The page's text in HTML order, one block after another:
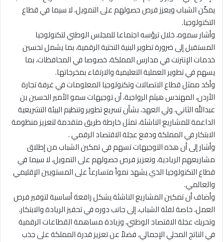
يمكّن الشباب ويعزز فرص حصولهم على التمويل، لا سيما في قطاع
التكنولوجيا.
وأشار سموه، خلال ترؤسه اجتماعا للمجلس الوطني لتكنولوجيا
المستقبل إلى ضرورة تطوير البنية التحتية الرقمية، بما يشمل تحسين
خدمات الإنترنت في مدارس المملكة، خصوصا في المحافظات، بما
يسهم في تطوير العملية التعليمية والارتقاء بمخرجاتها.
وأكد ممثل قطاع الاتصالات وتكنولوجيا المعلومات في غرفة تجارة
الأردن، المهندس هيثم الرواجبة، أن توجيهات سمو الأمير الحسين بن
عبدالله الثاني، ولي العهد، بشأن تسريع تطوير وتنظيم البيئة التشريعية
الداعمة للمشاريع الناشئة، تمثل خارطة طريق متقدمة لتعزيز منظومة
الابتكار في المملكة ودفع عجلة الاقتصاد الرقمي .
وأشار إلى أن هذه التوجيهات تسهم في تمكين الشباب من إطلاق
مشاريعهم الريادية، وتعزيز فرص حصولهم على التمويل، لا سيما في
قطاع التكنولوجيا الذي يشهد نمواً متسارعاً على المستويين الإقليمي
والعالمي.
وأضاف أن تمكين المشاريع الناشئة يشكل رافعة أساسية لتوفير فرص
العمل، خاصة لفئة الشباب، إلى جانب دوره في تحفيز الريادة والابتكار،
وتحريك عجلة الاقتصاد الوطني، وزيادة مساهمة القطاعات الرقمية
في الناتج المحلي الإجمالي، فضلاً عن تعزيز قدرة المملكة على جذب